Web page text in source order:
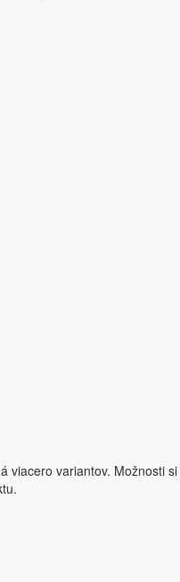
viacero variantov. Možnosti si